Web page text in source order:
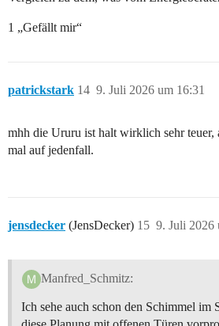
1 „Gefällt mir“
patrickstark 9. Juli 2026 um 16:31
14
mhh die Ururu ist halt wirklich sehr teuer,
mal auf jedenfall.
jensdecker (JensDecker) 9. Juli 2026
15
Manfred_Schmitz:
Ich sehe auch schon den Schimmel im